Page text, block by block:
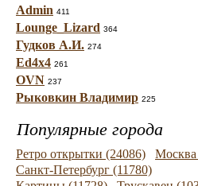
Admin 411
Lounge_Lizard 364
Гудков А.И. 274
Ed4x4 261
OVN 237
Рыковкин Владимир 225
Популярные города
Ретро открытки (24086)
Москва
Санкт-Петербург (11780)